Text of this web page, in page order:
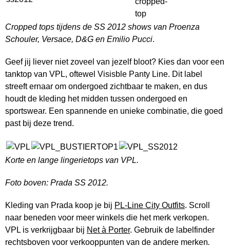
Cropped tops tijdens de SS 2012 shows van Proenza
Schouler, Versace, D&G en Emilio Pucci.
Geef jij liever niet zoveel van jezelf bloot? Kies dan voor een
tanktop van VPL, oftewel Visisble Panty Line. Dit label
streeft ernaar om ondergoed zichtbaar te maken, en dus
houdt de kleding het midden tussen ondergoed en
sportswear. Een spannende en unieke combinatie, die goed
past bij deze trend.
Korte en lange lingerietops van VPL.
Foto boven: Prada SS 2012.
Kleding van Prada koop je bij PL-Line City Outfits. Scroll
naar beneden voor meer winkels die het merk verkopen.
VPL is verkrijgbaar bij Net à Porter. Gebruik de labelfinder
rechtsboven voor verkooppunten van de andere merken.